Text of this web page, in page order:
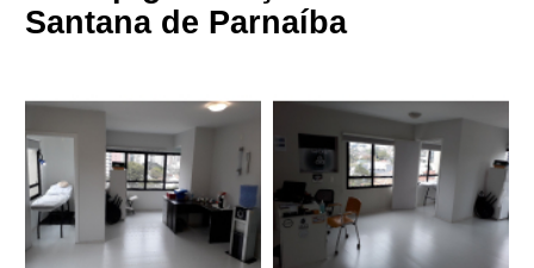
Santana de Parnaíba